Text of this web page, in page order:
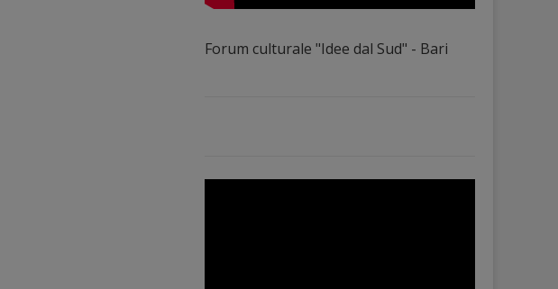
Forum culturale "Idee dal Sud" - Bari